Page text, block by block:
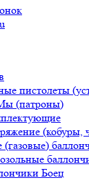
пистолеты
(патроны)
(кобуры,
Боец